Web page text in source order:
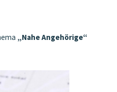
„Nahe Angehörige“